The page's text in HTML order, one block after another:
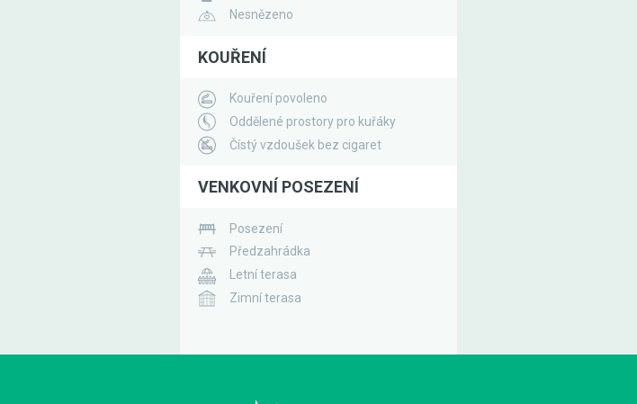
Nesnězeno
KOUŘENÍ
Kouření povoleno
Oddělené prostory pro kuřáky
Čístý vzdoušek bez cigaret
VENKOVNÍ POSEZENÍ
Posezení
Předzahrádka
Letní terasa
Zimní terasa